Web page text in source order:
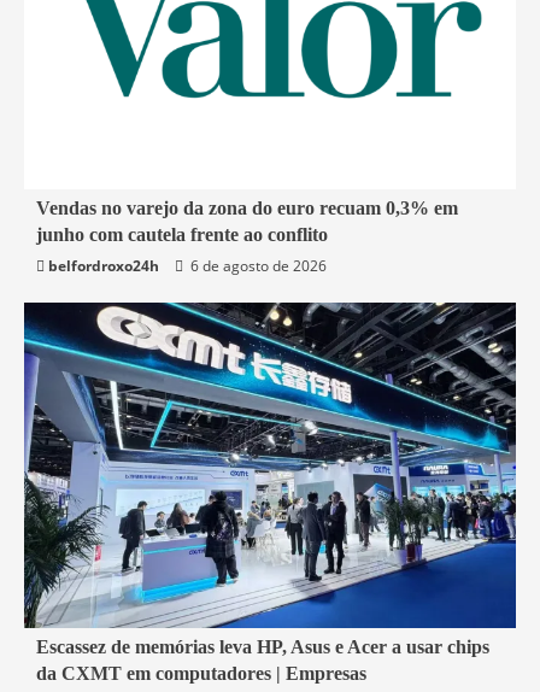
1 min read
Economia
Vendas no varejo da zona do euro recuam 0,3% em
junho com cautela frente ao conflito
belfordroxo24h
6 de agosto de 2026
5 min read
Economia
Escassez de memórias leva HP, Asus e Acer a usar chips
da CXMT em computadores | Empresas